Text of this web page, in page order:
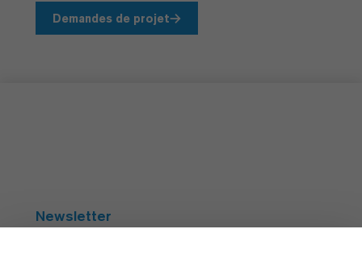
Demandes de projet
Newsletter